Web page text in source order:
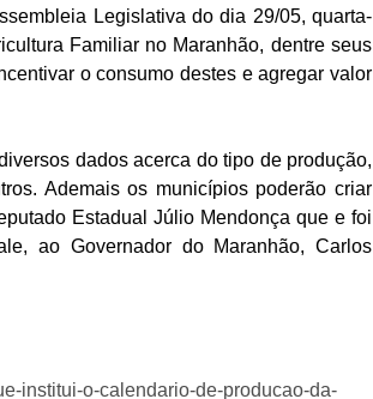
Familiar no Maranhão, dentre seus
o consumo destes e agregar valor
Ademais os municípios poderão criar
Estadual Júlio Mendonça que e foi
ao Governador do Maranhão, Carlos
institui-o-calendario-de-producao-da-